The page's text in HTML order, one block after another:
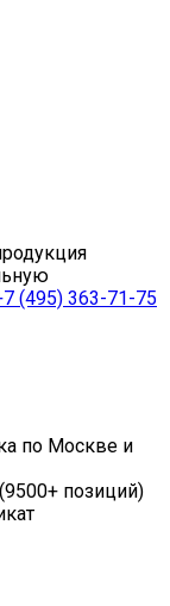
(495) 363-71-75
по Москве и
позиций)